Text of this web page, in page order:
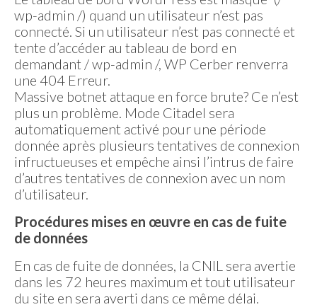
wp-admin /) quand un utilisateur n’est pas
connecté. Si un utilisateur n’est pas connecté et
tente d’accéder au tableau de bord en
demandant / wp-admin /, WP Cerber renverra
une 404 Erreur.
Massive botnet attaque en force brute? Ce n’est
plus un problème. Mode Citadel sera
automatiquement activé pour une période
donnée après plusieurs tentatives de connexion
infructueuses et empêche ainsi l’intrus de faire
d’autres tentatives de connexion avec un nom
d’utilisateur.
Procédures mises en œuvre en cas de fuite
de données
En cas de fuite de données, la CNIL sera avertie
dans les 72 heures maximum et tout utilisateur
du site en sera averti dans ce même délai.